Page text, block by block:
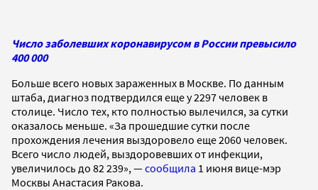
Число заболевших коронавирусом в России превысило
400 000
Больше всего новых зараженных в Москве. По данным
штаба, диагноз подтвердился еще у 2297 человек в
столице. Число тех, кто полностью вылечился, за сутки
оказалось меньше. «За прошедшие сутки после
прохождения лечения выздоровело еще 2060 человек.
Всего число людей, выздоровевших от инфекции,
увеличилось до 82 239», —сообщила 1 июня вице-мэр
Москвы Анастасия Ракова.